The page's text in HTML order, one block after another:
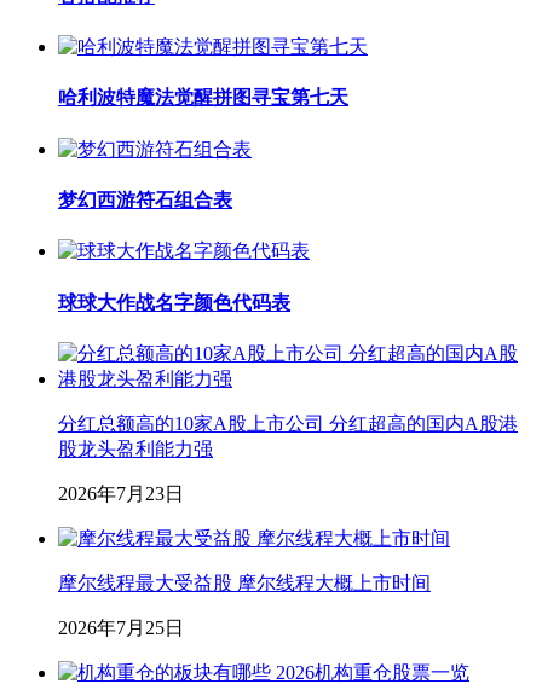
哈利波特魔法觉醒拼图寻宝第七天
梦幻西游符石组合表
球球大作战名字颜色代码表
分红总额高的10家A股上市公司 分红超高的国内A股港
股龙头盈利能力强
2026年7月23日
摩尔线程最大受益股 摩尔线程大概上市时间
2026年7月25日